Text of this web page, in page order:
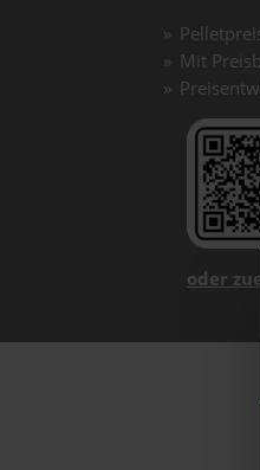
Mit
oder